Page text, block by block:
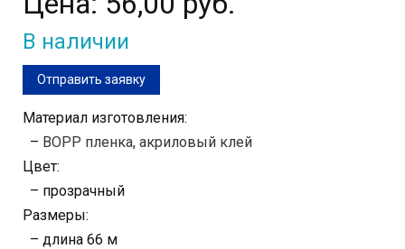
В наличии
Отправить заявку
Материал изготовления:
– BOPP пленка, акриловый клей
Цвет:
– прозрачный
Размеры:
– длина 66 м